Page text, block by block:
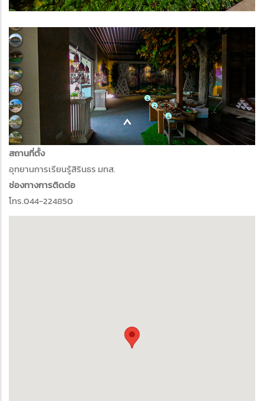
สถานที่ตั้ง
อุทยานการเรียนรู้สิรินธร มทส.
ช่องทางการติดต่อ
โทร.044-224850